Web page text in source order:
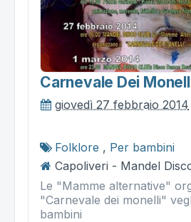
Carnevale Dei
giovedì 27 febbraio 2014
Folklore , Per bambini
Capoliveri - Mandel
Le "Mamme alternative"
"Carnevale dei monelli"
bambini